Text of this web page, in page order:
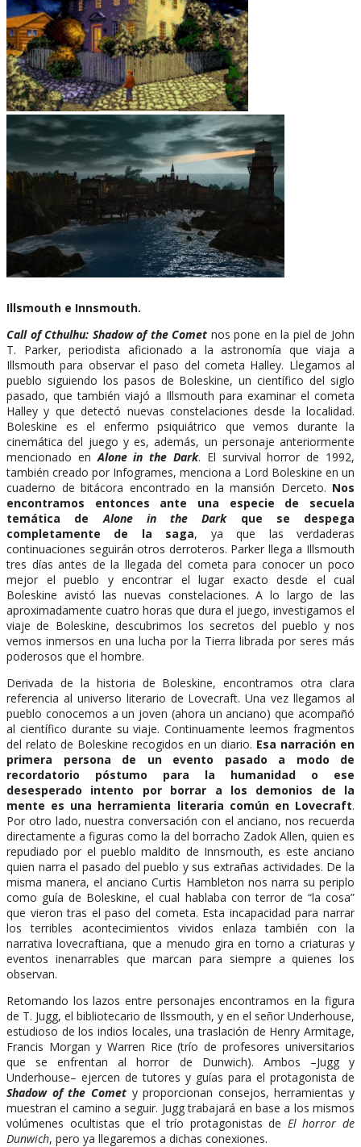
Illsmouth e Innsmouth.
Call of Cthulhu: Shadow of the Comet nos pone en la piel de John
T. Parker, periodista aficionado a la astronomía que viaja a
Illsmouth para observar el paso del cometa Halley. Llegamos al
pueblo siguiendo los pasos de Boleskine, un científico del siglo
pasado, que también viajó a Illsmouth para examinar el cometa
Halley y que detectó nuevas constelaciones desde la localidad.
Boleskine es el enfermo psiquiátrico que vemos durante la
cinemática del juego y es, además, un personaje anteriormente
mencionado en Alone in the Dark. El survival horror de 1992,
también creado por Infogrames, menciona a Lord Boleskine en un
cuaderno de bitácora encontrado en la mansión Derceto. Nos
encontramos entonces ante una especie de secuela
temática de Alone in the Darkque se despega
completamente de la saga, ya que las verdaderas
continuaciones seguirán otros derroteros. Parker llega a Illsmouth
tres días antes de la llegada del cometa para conocer un poco
mejor el pueblo y encontrar el lugar exacto desde el cual
Boleskine avistó las nuevas constelaciones. A lo largo de las
aproximadamente cuatro horas que dura el juego, investigamos el
viaje de Boleskine, descubrimos los secretos del pueblo y nos
vemos inmersos en una lucha por la Tierra librada por seres más
poderosos que el hombre.
Derivada de la historia de Boleskine, encontramos otra clara
referencia al universo literario de Lovecraft. Una vez llegamos al
pueblo conocemos a un joven (ahora un anciano) que acompañó
al científico durante su viaje. Continuamente leemos fragmentos
del relato de Boleskine recogidos en un diario. Esa narración en
primera persona de un evento pasado a modo de
recordatorio póstumo para la humanidad o ese
desesperado intento por borrar a los demonios de la
mente es una herramienta literaria común en Lovecraft.
Por otro lado, nuestra conversación con el anciano, nos recuerda
directamente a figuras como la del borracho Zadok Allen, quien es
repudiado por el pueblo maldito de Innsmouth, es este anciano
quien narra el pasado del pueblo y sus extrañas actividades. De la
misma manera, el anciano Curtis Hambleton nos narra su periplo
como guía de Boleskine, el cual hablaba con terror de “la cosa”
que vieron tras el paso del cometa. Esta incapacidad para narrar
los terribles acontecimientos vividos enlaza también con la
narrativa lovecraftiana, que a menudo gira en torno a criaturas y
eventos inenarrables que marcan para siempre a quienes los
observan.
Retomando los lazos entre personajes encontramos en la figura
de T. Jugg, el bibliotecario de Ilssmouth, y en el señor Underhouse,
estudioso de los indios locales, una traslación de Henry Armitage,
Francis Morgan y Warren Rice (trío de profesores universitarios
que se enfrentan al horror de Dunwich). Ambos –Jugg y
Underhouse– ejercen de tutores y guías para el protagonista de
Shadow of the Comety proporcionan consejos, herramientas y
muestran el camino a seguir. Jugg trabajará en base a los mismos
volúmenes ocultistas que el trío protagonistas de El horror de
Dunwich, pero ya llegaremos a dichas conexiones.